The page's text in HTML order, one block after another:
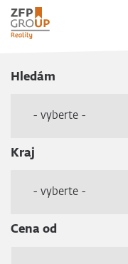
Hledám
- vyberte -
Kraj
- vyberte -
Cena od